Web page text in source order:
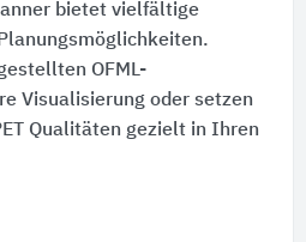
bietet vielfältige
OFML-
Visualisierung oder setzen
Qualitäten gezielt in Ihren